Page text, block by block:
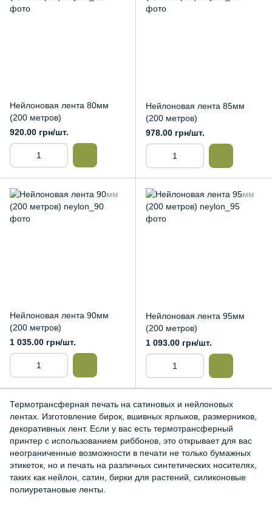
Нейлоновая лента 80мм
(200 метров)
920.00 грн/шт.
Нейлоновая лента 85мм
(200 метров)
978.00 грн/шт.
Нейлоновая лента 90мм
(200 метров)
1 035.00 грн/шт.
Нейлоновая лента 95мм
(200 метров)
1 093.00 грн/шт.
Термотрансферная печать на сатиновых и нейлоновых
лентах. Изготовление бирок, вшивных ярлыков, размерников,
декоративных лент. Если у вас есть термотрансферный
принтер с использованием риббонов, это открывает для вас
неограниченные возможности в печати не только бумажных
этикеток, но и печать на различных синтетических носителях,
таких как нейлон, сатин, бирки для растений, силиконовые
полиуретановые ленты.